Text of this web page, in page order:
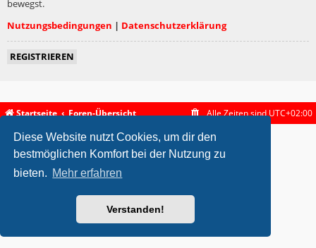
Diese Website nutzt Cookies, um dir den
bestmöglichen Komfort bei der Nutzung zu
bieten. Mehr erfahren
Verstanden!
bewegst.
Nutzungsbedingungen | Datenschutzerklärung
REGISTRIEREN
Startseite Foren-Übersicht Alle Zeiten sindUTC+02:00
metrolike style byEric SeguinUpdated for phpBB3.2 by
Powered byphpBB ® Forum Software © phpBB Limited
phpBB.de
Datenschutz